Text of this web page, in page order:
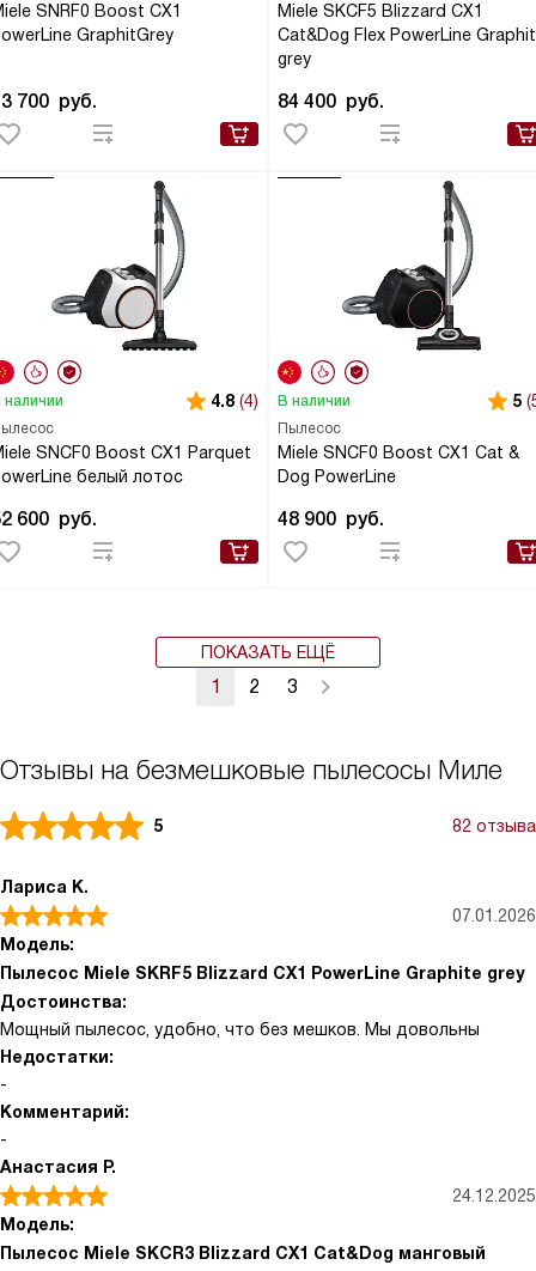
SNRF0 Boost CX1
GraphitGrey
700 руб.
Miele SKCF5 Blizzard CX1
Cat&Dog Flex PowerLine
grey
84 400 руб.
SNCF0 Boost CX1 Parquet
белый лотос
наличии 4.8 (4)
600 руб.
Пылесос
Miele SNCF0 Boost CX1 Cat &
Dog PowerLine
В наличии 5
48 900 руб.
ПОКАЗАТЬ ЕЩЁ
1 2 3
Отзывы на безмешковые пылесосы Миле
5 82 отзыва
Лариса К.
07.01.2026
Модель:
Пылесос Miele SKRF5 Blizzard CX1 PowerLine Graphite grey
Достоинства:
Мощный пылесос, удобно, что без мешков. Мы довольны
Недостатки:
-
Комментарий:
-
Анастасия Р.
24.12.2025
Модель:
Пылесос Miele SKCR3 Blizzard CX1 Cat&Dog манговый